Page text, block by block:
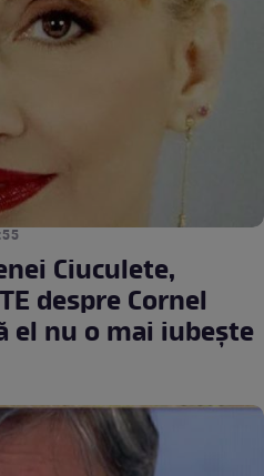
Ciuculete,
despre Cornel
el nu o mai iubește